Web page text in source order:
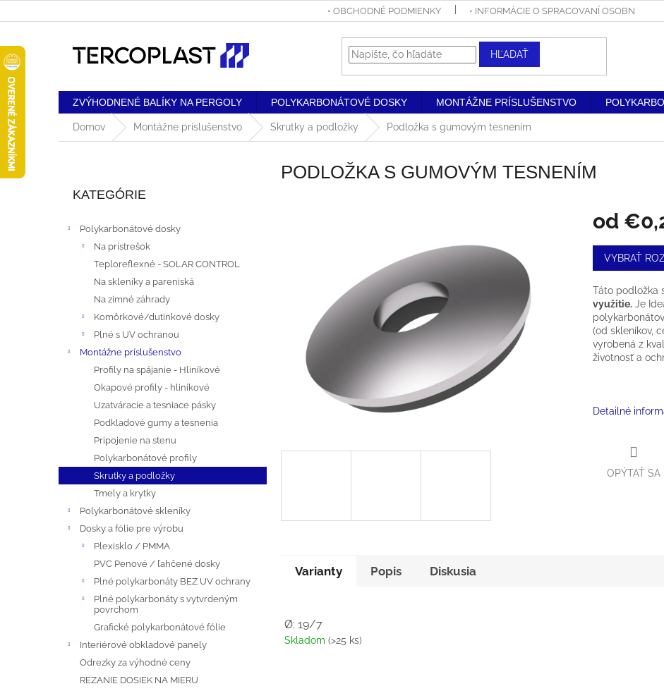
na
• OBCHODNÉ PODMIENKY • INFORMÁCIE O SPRACOVANÍ OSOBNÝCH
HĽADAŤ
ZVÝHODNENÉ BALÍKY NA PERGOLY POLYKARBONÁTOVÉ DOSKY MONTÁŽNE PRÍSLUŠENSTVO
Domov Montážne príslušenstvo Skrutky a podložky Podložka s gumovým tesnením
kategórie
KATEGÓRIE
Polykarbonátové dosky
Na prístrešok
Teploreflexné - SOLAR CONTROL
Na skleníky a pareniská
Na zimné záhrady
Komôrkové/dutinkové dosky
Plné s UV ochranou
Montážne príslušenstvo
Profily na spájanie - Hliníkové
Okapové profily - hliníkové
Uzatváracie a tesniace pásky
Podkladové gumy a tesnenia
Pripojenie na stenu
Polykarbonátové profily
Skrutky a podložky
Tmely a krytky
Polykarbonátové skleníky
Dosky a fólie pre výrobu
Plexisklo / PMMA
PVC Penové / ľahčené dosky
Plné polykarbonáty BEZ UV ochrany
Plné polykarbonáty s vytvrdeným
povrchom
Grafické polykarbonátové fólie
Interiérové obkladové panely
Odrezky za výhodné ceny
REZANIE DOSIEK NA MIERU
PODLOŽKA S GUMOVÝM TESNENÍM
od
Jednotková
cena:
VYBRAŤ
Táto podložka
využitie.Je
(od skleníkov,
vyrobená z
životnosť a
Detailné
OPÝTAŤ SA
Varianty Popis Diskusia
Ø: 19/7
Skladom (>25 ks)